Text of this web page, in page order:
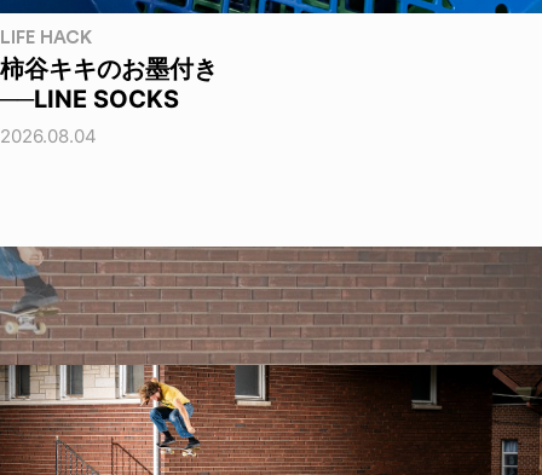
LIFE HACK
柿谷キキのお墨付き
──LINE SOCKS
2026.08.04